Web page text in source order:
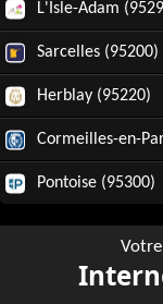
L'Isle-Adam
Sarcelles (95200)
Herblay (95220)
Cormeilles-en-
Pontoise (95300)